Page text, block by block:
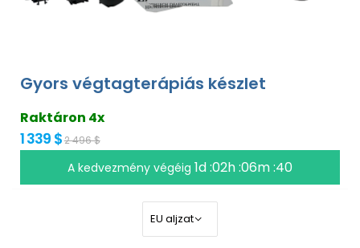
Gyors végtagterápiás készlet
Raktáron 4x
1 339 $2 496 $
A kedvezmény végéig1d :02h :06m :39